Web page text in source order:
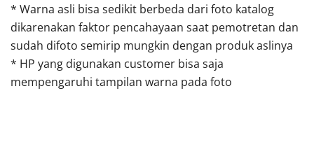
* Warna asli bisa sedikit berbeda dari foto katalog
dikarenakan faktor pencahayaan saat pemotretan dan
sudah difoto semirip mungkin dengan produk aslinya
* HP yang digunakan customer bisa saja
mempengaruhi tampilan warna pada foto